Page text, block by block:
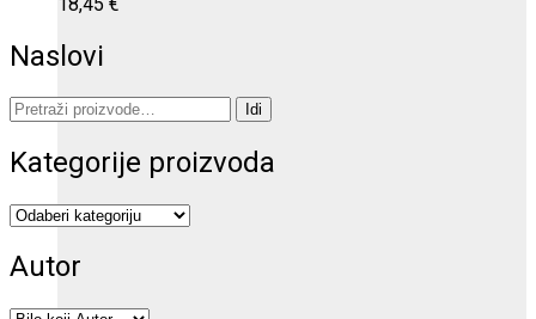
Naslovi
Pretraži: Idi
Kategorije proizvoda
Autor